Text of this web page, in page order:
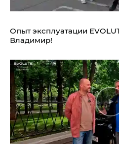
Опыт эксплуатации
Владимир!